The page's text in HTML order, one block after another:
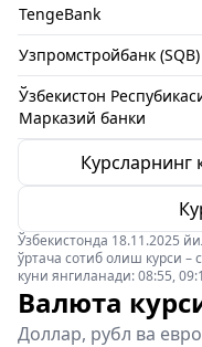
TengeBank
Узпромстройбанк (SQB)
Ўзбекистон
Марказий банки
Курсларнинг
Ўзбекистонда 18.11.2025
ўртача сотиб олиш курси –
куни янгиланади: 08:55,
Валюта
Доллар, рубл ва